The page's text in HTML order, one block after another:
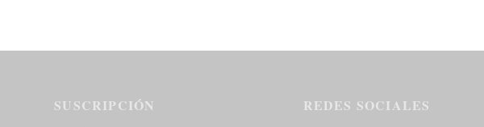
SUSCRIPCIÓN REDES SOCIALES